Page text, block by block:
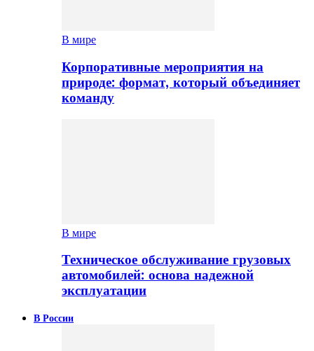
В мире
Корпоративные мероприятия на
природе: формат, который объединяет
команду
В мире
Техническое обслуживание грузовых
автомобилей: основа надежной
эксплуатации
В России